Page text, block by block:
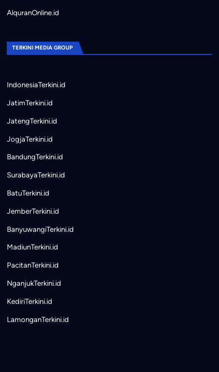
AlquranOnline.id
TERKINI MEDIA GROUP
IndonesiaTerkini.id
JatimTerkini.id
JatengTerkini.id
JogjaTerkini.id
BandungTerkini.id
SurabayaTerkini.id
BatuTerkini.id
JemberTerkini.id
BanyuwangiTerkini.id
MadiunTerkini.id
PacitanTerkini.id
NganjukTerkini.id
KediriTerkini.id
LamonganTerkini.id